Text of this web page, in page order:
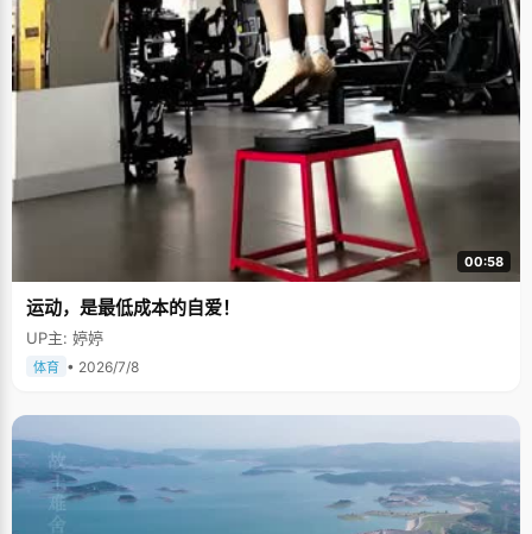
00:58
运动，是最低成本的自爱！
UP主: 婷婷
体育 • 2026/7/8